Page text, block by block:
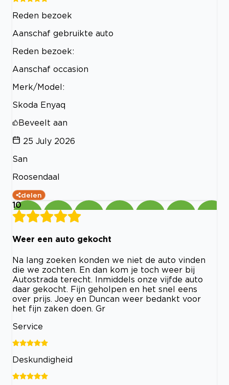
Reden bezoek
Aanschaf gebruikte auto
Reden bezoek:
Aanschaf occasion
Merk/Model:
Skoda Enyaq
Beveelt aan
25 July 2026
San
Roosendaal
delen
10
Weer een auto gekocht
Na lang zoeken konden we niet de auto vinden
die we zochten. En dan kom je toch weer bij
Autostrada terecht. Inmiddels onze vijfde auto
daar gekocht. Fijn geholpen en het snel eens
over prijs. Joey en Duncan weer bedankt voor
het fijn zaken doen. Gr
Service
Deskundigheid